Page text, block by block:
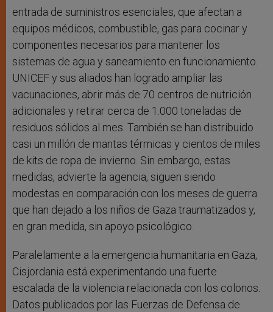
entrada de suministros esenciales, que afectan a
equipos médicos, combustible, gas para cocinar y
componentes necesarios para mantener los
sistemas de agua y saneamiento en funcionamiento.
UNICEF y sus aliados han logrado ampliar las
vacunaciones, abrir más de 70 centros de nutrición
adicionales y retirar cerca de 1.000 toneladas de
residuos sólidos al mes. También se han distribuido
casi un millón de mantas térmicas y cientos de miles
de kits de ropa de invierno. Sin embargo, estas
medidas, advierte la agencia, siguen siendo
modestas en comparación con los meses de guerra
que han dejado a los niños de Gaza traumatizados y,
en gran medida, sin apoyo psicológico.
Paralelamente a la emergencia humanitaria en Gaza,
Cisjordania está experimentando una fuerte
escalada de la violencia relacionada con los colonos.
Datos publicados por las Fuerzas de Defensa de